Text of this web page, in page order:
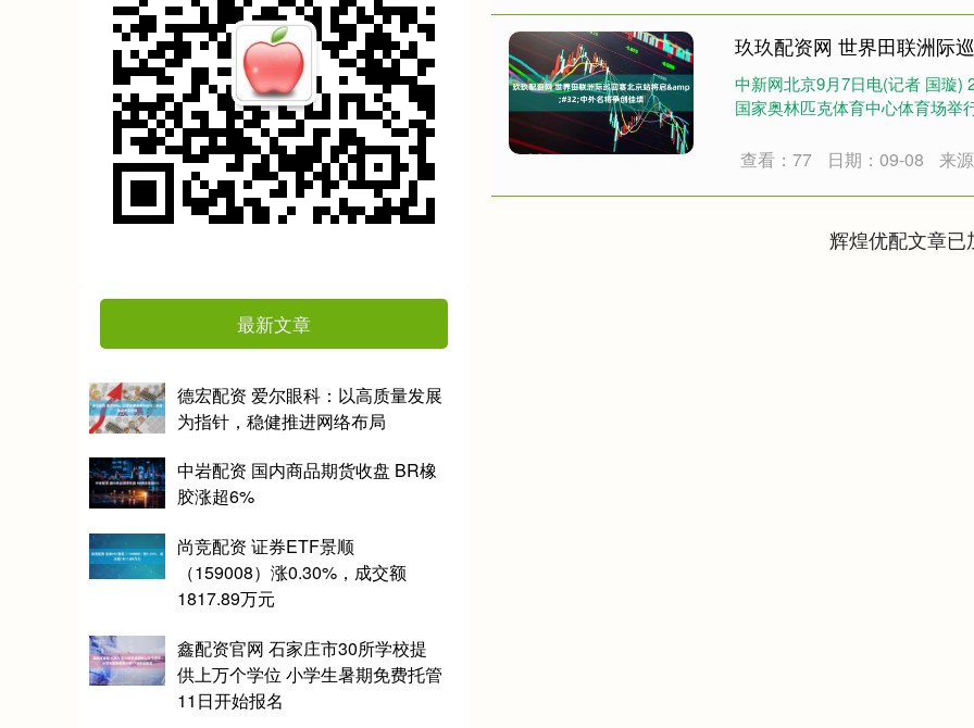
玖玖配资网 世界田联洲际
中新网北京9月7日电(记者 国璇)
国家奥林匹克体育中心体育场举
查看：77 日期：09-08 来
辉煌优配文章已
最新文章
德宏配资 爱尔眼科：以高质量发展
为指针，稳健推进网络布局
中岩配资 国内商品期货收盘 BR橡
胶涨超6%
尚竞配资 证券ETF景顺
（159008）涨0.30%，成交额
1817.89万元
鑫配资官网 石家庄市30所学校提
供上万个学位 小学生暑期免费托管
11日开始报名